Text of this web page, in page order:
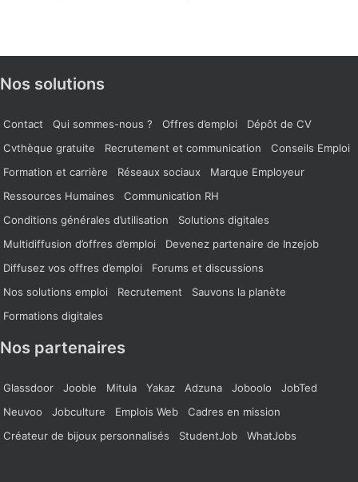
Nos solutions
Contact Qui sommes-nous ? Offres d’emploi
Dépôt de CV
Cvthèque gratuite
Recrutement et communication
Conseils Emploi
Formation et carrière
Réseaux sociaux
Marque Employeur
Ressources Humaines
Communication RH
Conditions générales d’utilisation
Solutions digitales
Multidiffusion d’offres d’emploi
Devenez partenaire de Inzejob
Diffusez vos offres d’emploi
Forums et discussions
Nos solutions emploi
Recrutement
Sauvons la planète
Formations digitales
Nos partenaires
Glassdoor Jooble Mitula Yakaz Adzuna Joboolo
JobTed
Neuvoo
Jobculture Emplois Web
Cadres en mission
Créateur de bijoux personnalisés
StudentJob WhatJobs